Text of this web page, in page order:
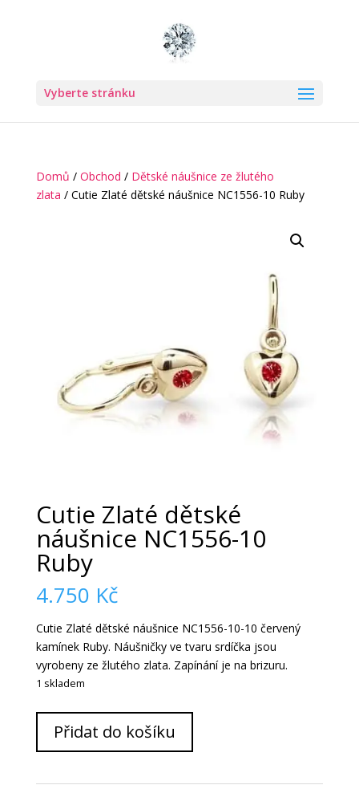
Vyberte stránku
Domů / Obchod / Dětské náušnice ze žlutého
zlata / Cutie Zlaté dětské náušnice NC1556-10 Ruby
Cutie Zlaté dětské
náušnice NC1556-10
Ruby
4.750 Kč
Cutie Zlaté dětské náušnice NC1556-10-10 červený
kamínek Ruby. Náušničky ve tvaru srdíčka jsou
vyrobeny ze žlutého zlata. Zapínání je na brizuru.
1 skladem
ZlatéPřidat do košíku